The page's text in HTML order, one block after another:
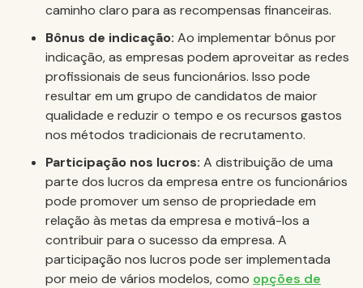
caminho claro para as recompensas financeiras.
Bônus de indicação: Ao implementar bônus por
indicação, as empresas podem aproveitar as redes
profissionais de seus funcionários. Isso pode
resultar em um grupo de candidatos de maior
qualidade e reduzir o tempo e os recursos gastos
nos métodos tradicionais de recrutamento.
Participação nos lucros: A distribuição de uma
parte dos lucros da empresa entre os funcionários
pode promover um senso de propriedade em
relação às metas da empresa e motivá-los a
contribuir para o sucesso da empresa. A
participação nos lucros pode ser implementada
por meio de vários modelos, como opções de